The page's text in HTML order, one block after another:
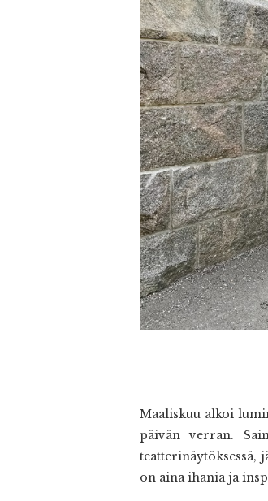
Maaliskuu alkoi
päivän verran.
teatterinäytöksessä,
on aina ihania ja